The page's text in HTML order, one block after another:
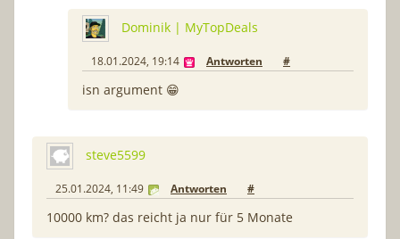
Dominik | MyTopDeals
18.01.2024, 19:14 Antworten #
isn argument 😁
steve5599
25.01.2024, 11:49 Antworten #
10000 km? das reicht ja nur für 5 Monate